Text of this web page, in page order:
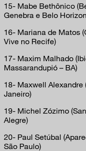
15- Mabe Bethônico
Genebra e Belo
16- Mariana de Matos
Vive no Recife)
17- Maxim Malhado
Massarandupió – BA)
18- Maxwell Alexandre
Janeiro)
19- Michel Zózimo
Alegre)
20- Paul Setúbal
São Paulo)